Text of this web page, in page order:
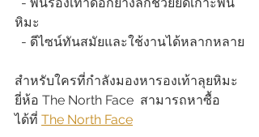
หิมะ
  - ดีไซน์ทันสมัยและใช้งานได้หลากหลาย
สำหรับใครที่กำลังมองหารองเท้าลุยหิมะ
ยี่ห้อ The North Face  สามารถหาซื้อ
ได้ที่ The North Face